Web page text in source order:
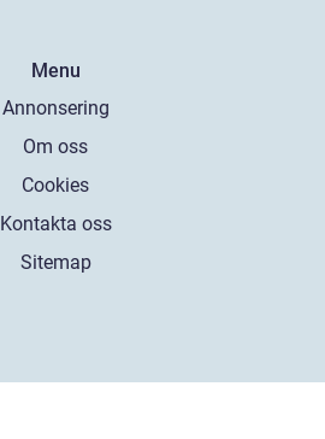
Menu
Annonsering
Om oss
Cookies
Kontakta oss
Sitemap